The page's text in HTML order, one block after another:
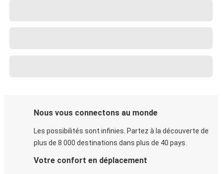
Nous vous connectons au monde
Les possibilités sont infinies. Partez à la découverte de
plus de 8 000 destinations dans plus de 40 pays.
Votre confort en déplacement